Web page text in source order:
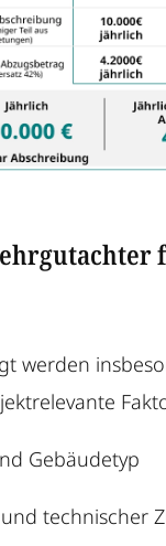
werden
Gebäudetyp
technischer